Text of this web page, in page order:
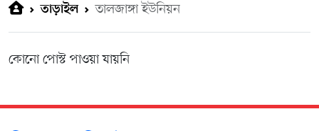
তাড়াইল তালজাঙ্গা ইউনিয়ন
কোনো পোস্ট পাওয়া যায়নি